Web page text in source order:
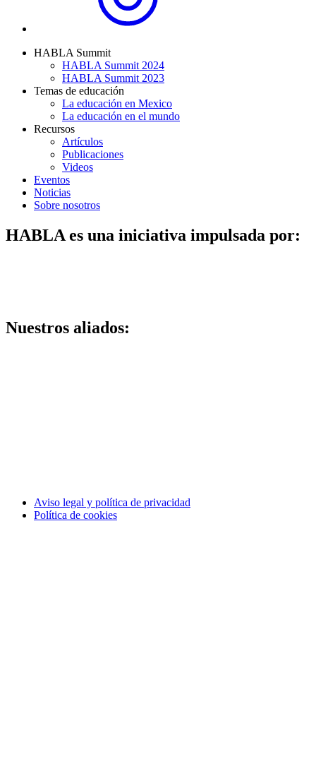
HABLA Summit
HABLA Summit 2024
HABLA Summit 2023
Temas de educación
La educación en Mexico
La educación en el mundo
Recursos
Artículos
Publicaciones
Videos
Eventos
Noticias
Sobre nosotros
HABLA es una iniciativa impulsada por:
Nuestros aliados:
Aviso legal y política de privacidad
Política de cookies